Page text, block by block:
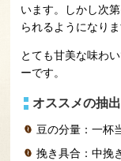
います。しかし次
られるようになりま
とても甘美な味わ
ーです。
オススメの抽
豆の分量：一杯
挽き具合：中挽